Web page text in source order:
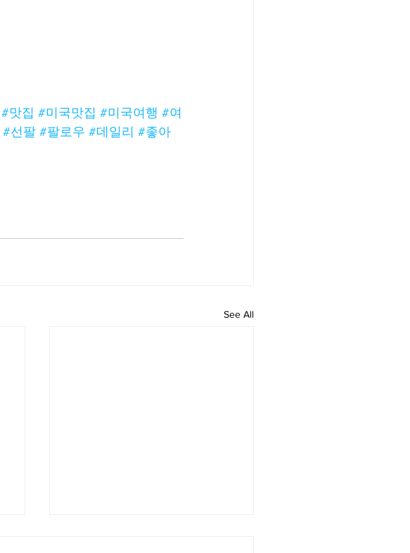
#맛집 #미국맛집 #미국여행 #여
#선팔 #팔로우 #데일리 #좋아
See All